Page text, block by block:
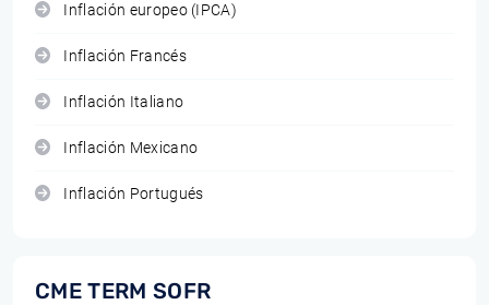
Inflación europeo (IPCA)
Inflación Francés
Inflación Italiano
Inflación Mexicano
Inflación Portugués
CME TERM SOFR